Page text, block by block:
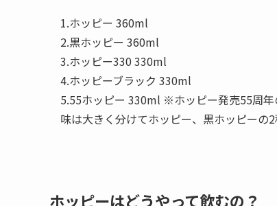
1.ホッピー 360ml
2.黒ホッピー 360ml
3.ホッピー330 330ml
4.ホッピーブラック 330ml
5.55ホッピー 330ml ※ホッピー発売55周年
味は大きく分けてホッピー、黒ホッピーの2
ホッピーはどうやって飲むの？